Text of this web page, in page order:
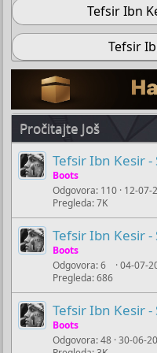
Tefsir Ibn
Tefsir
Pročitajte Još
Tefsir Ibn Kesir -
Boots
Odgovora 110
Pregleda 7K
12-07-
Tefsir Ibn Kesir -
Boots
Odgovora 6
Pregleda 686
04-07-
Tefsir Ibn Kesir
Boots
Odgovora 48 30-06-